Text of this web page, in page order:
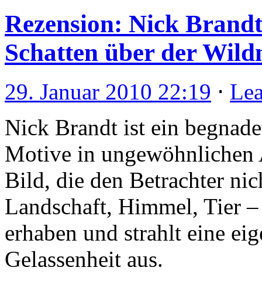
Rezension: Nick
Schatten über der
29. Januar 2010 22:19 ⋅
Nick Brandt ist ein
Motive in ungewöhnlichen
Bild, die den Betrachter
Landschaft, Himmel, Tier
erhaben und strahlt eine
Gelassenheit aus.